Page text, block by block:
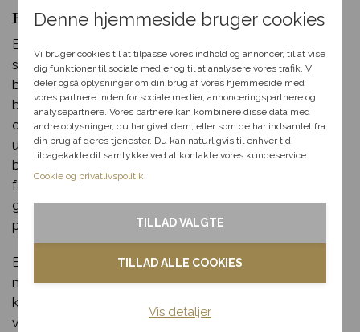
Denne hjemmeside bruger cookies
Vi bruger cookies til at tilpasse vores indhold og annoncer, til at vise
dig funktioner til sociale medier og til at analysere vores trafik. Vi
deler også oplysninger om din brug af vores hjemmeside med
vores partnere inden for sociale medier, annonceringspartnere og
analysepartnere. Vores partnere kan kombinere disse data med
andre oplysninger, du har givet dem, eller som de har indsamlet fra
din brug af deres tjenester. Du kan naturligvis til enhver tid
tilbagekalde dit samtykke ved at kontakte vores kundeservice.
Cookie og privatlivspolitik
TILLAD ALLE COOKIES
TILLAD VALGTE
Vis detaljer
Båredekorationer
En båredekoration er opbygget af blomster, der er
stukket i en stikmasse, også kaldet Oasis. Dette gør, at
blomsterne præsenterer sig på en anden måde end i en
bårebuket. Blomsterne kommer endnu bedre til sin ret,
og selve båredekoration bliver mere fyldig, og ser større
ud end en bårebuket. En anden fordel ved
båredekorationen er, at stikmassen kan vandes. Hvilket
får blomsterne til at holde længe og stå fin og pryde på
gravstedet eller mindepladsen. Båredekorationer
placeres altid tættere på kisten end en bårebuket.
Båredekorationer vælger man typisk at bestille til et
nærtstående familiemedlem eller en person, man har
kendt godt. Båredekorationer kan fx også bestilles af
virksomheder, der har stået for en indsamling blandt